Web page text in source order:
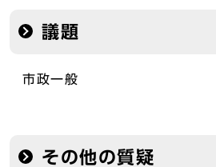
議題
市政一般
その他の質疑